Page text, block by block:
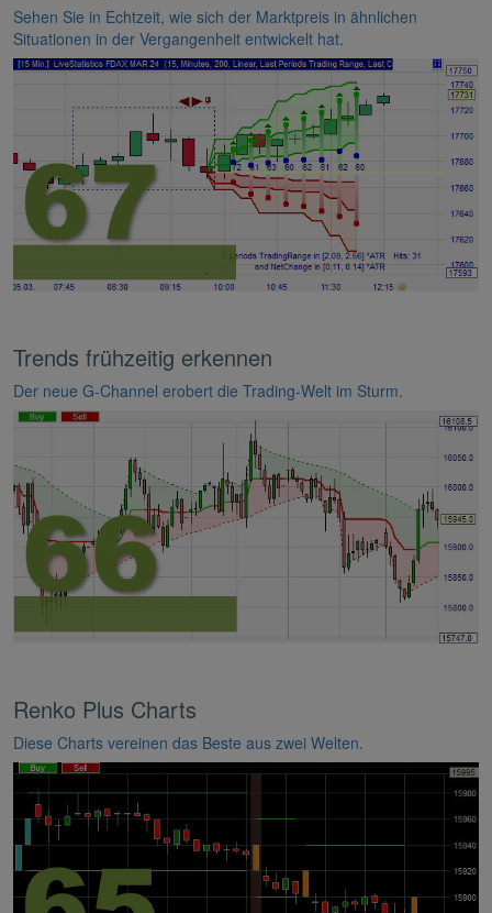
Sehen Sie in Echtzeit, wie sich der Marktpreis in ähnlichen
Situationen in der Vergangenheit entwickelt hat.
Trends frühzeitig erkennen
Der neue G-Channel erobert die Trading-Welt im Sturm.
Renko Plus Charts
Diese Charts vereinen das Beste aus zwei Welten.